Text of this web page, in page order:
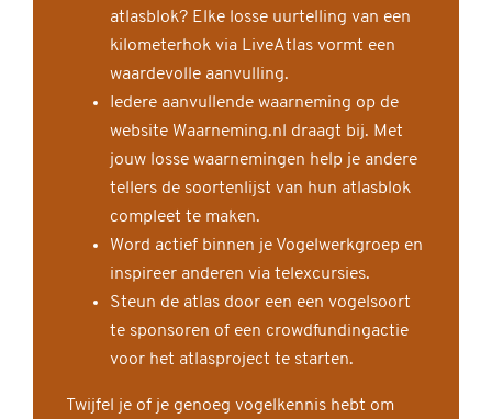
atlasblok? Elke losse uurtelling van een
kilometerhok via LiveAtlas vormt een
waardevolle aanvulling.
Iedere aanvullende waarneming op de
website Waarneming.nl draagt bij. Met
jouw losse waarnemingen help je andere
tellers de soortenlijst van hun atlasblok
compleet te maken.
Word actief binnen je Vogelwerkgroep en
inspireer anderen via telexcursies.
Steun de atlas door een een vogelsoort
te sponsoren of een crowdfundingactie
voor het atlasproject te starten.
Twijfel je of je genoeg vogelkennis hebt om